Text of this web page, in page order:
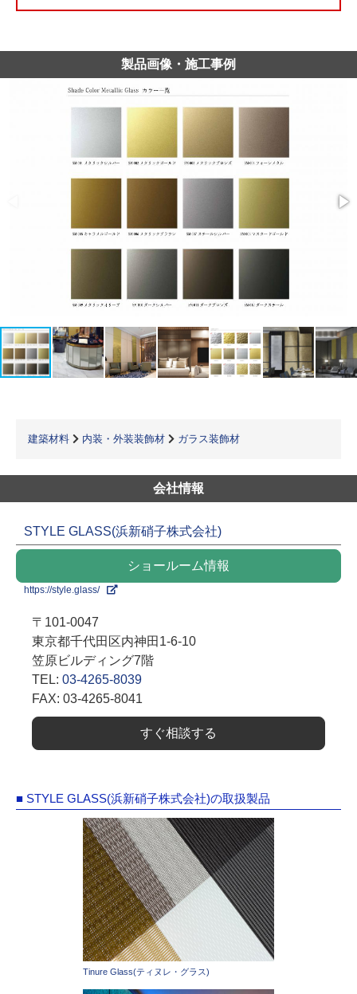
製品画像・施工事例
建築材料 内装・外装装飾材 ガラス装飾材
会社情報
STYLE GLASS(浜新硝子株式会社)
ショールーム情報
https://style.glass/
〒101-0047
東京都千代田区内神田1-6-10
笠原ビルディング7階
TEL: 03-4265-8039
FAX: 03-4265-8041
すぐ相談する
■ STYLE GLASS(浜新硝子株式会社)の取扱製品
Tinure Glass(ティヌレ・グラス)